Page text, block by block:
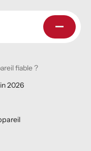
fiable ?
2026